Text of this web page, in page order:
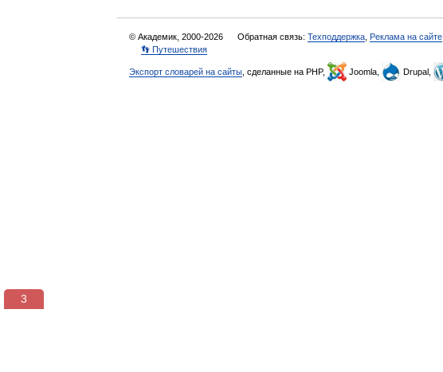
© Академик, 2000-2026 Обратная связь: Техподдержка Реклама на сайте
👣 Путешествия
Экспорт словарей на сайты , сделанные на PHP, Joomla, Drupal,
3